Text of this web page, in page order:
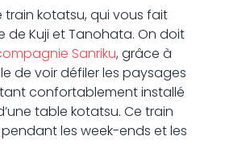
train kotatsu, qui vous fait
de Kuji et Tanohata. On doit
Sanriku, grâce à
de voir défiler les paysages
confortablement installé
table kotatsu. Ce train
les week-ends et les